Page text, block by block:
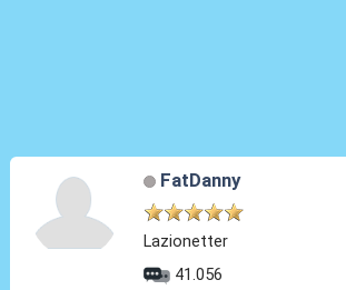
FatDanny
Lazionetter
41.056